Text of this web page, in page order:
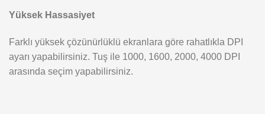
Yüksek Hassasiyet
Farklı yüksek çözünürlüklü ekranlara göre rahatlıkla DPI
ayarı yapabilirsiniz. Tuş ile 1000, 1600, 2000, 4000 DPI
arasında seçim yapabilirsiniz.